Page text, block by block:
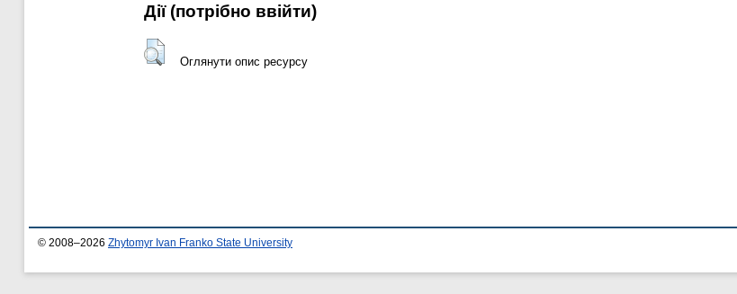
Дії ​​(потрібно ввійти)
Оглянути опис ресурсу
© 2008–2026 Zhytomyr Ivan Franko State University